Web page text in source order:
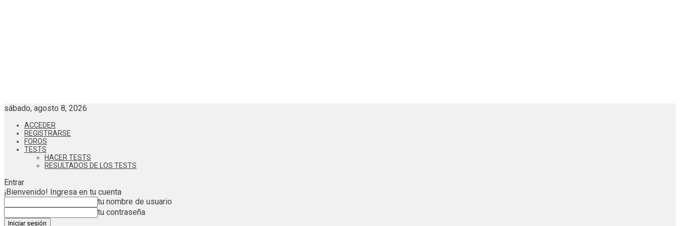
sábado, agosto 8, 2026
ACCEDER
REGISTRARSE
FOROS
TESTS
HACER TESTS
RESULTADOS DE LOS TESTS
Entrar
¡Bienvenido! Ingresa en tu cuenta
tu nombre de usuario
tu contraseña